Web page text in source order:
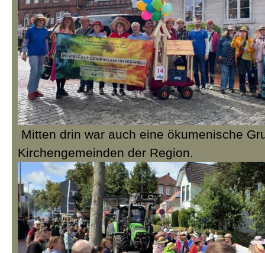
Mitten drin war auch eine ökumenische
Kirchengemeinden der Region.